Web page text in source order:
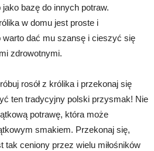
bazę do innych potraw.
w domu jest proste i
dać mu szansę i cieszyć się
zdrowotnymi.
rosół z królika i przekonaj się
ten tradycyjny polski przysmak! Nie
potrawę, która może
smakiem. Przekonaj się,
tak ceniony przez wielu miłośników